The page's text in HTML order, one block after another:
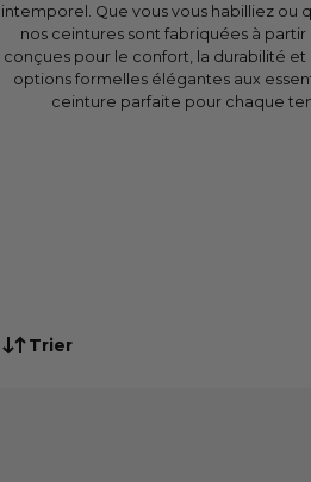
intemporel. Que vous vous habilliez ou
nos ceintures sont fabriquées à
conçues pour le confort, la durabilité
options formelles élégantes aux
ceinture parfaite pour chaque
Trier